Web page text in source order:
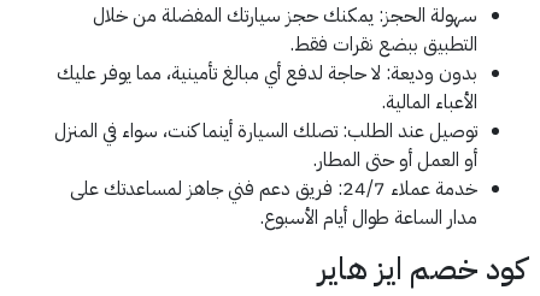
سهولة الحجز: يمكنك حجز سيارتك المفضلة من خلال
التطبيق ببضع نقرات فقط.
بدون وديعة: لا حاجة لدفع أي مبالغ تأمينية، مما يوفر عليك
الأعباء المالية.
توصيل عند الطلب: تصلك السيارة أينما كنت، سواء في المنزل
أو العمل أو حتى المطار.
خدمة عملاء 24/7: فريق دعم فني جاهز لمساعدتك على
مدار الساعة طوال أيام الأسبوع.
كود خصم ايز هاير